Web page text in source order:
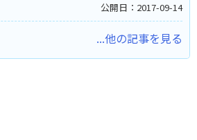
公開日：2017-09-14
...他の記事を見る